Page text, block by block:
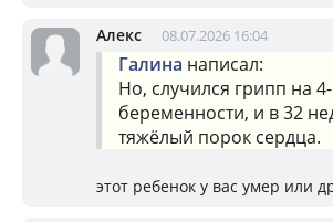
Алекс 08.07.2026 16:04
Галина написал:
Но, случился грипп на
беременности, и в 32
тяжёлый порок сердца.
этот ребенок у вас умер или